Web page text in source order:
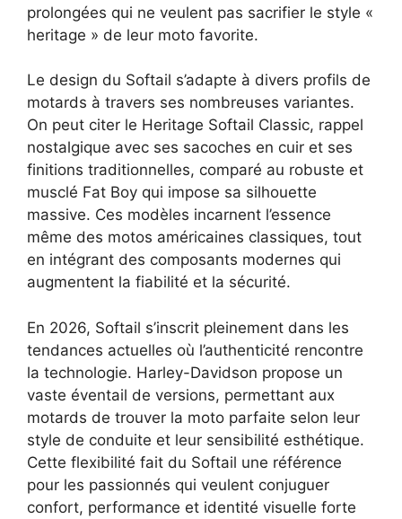
prolongées qui ne veulent pas sacrifier le style «
heritage » de leur moto favorite.
Le design du Softail s’adapte à divers profils de
motards à travers ses nombreuses variantes.
On peut citer le Heritage Softail Classic, rappel
nostalgique avec ses sacoches en cuir et ses
finitions traditionnelles, comparé au robuste et
musclé Fat Boy qui impose sa silhouette
massive. Ces modèles incarnent l’essence
même des motos américaines classiques, tout
en intégrant des composants modernes qui
augmentent la fiabilité et la sécurité.
En 2026, Softail s’inscrit pleinement dans les
tendances actuelles où l’authenticité rencontre
la technologie. Harley-Davidson propose un
vaste éventail de versions, permettant aux
motards de trouver la moto parfaite selon leur
style de conduite et leur sensibilité esthétique.
Cette flexibilité fait du Softail une référence
pour les passionnés qui veulent conjuguer
confort, performance et identité visuelle forte